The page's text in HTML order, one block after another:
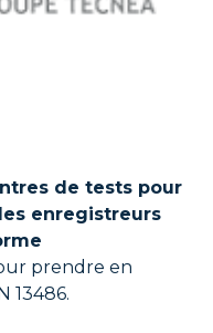
de tests pour
enregistreurs
prendre en
13486.